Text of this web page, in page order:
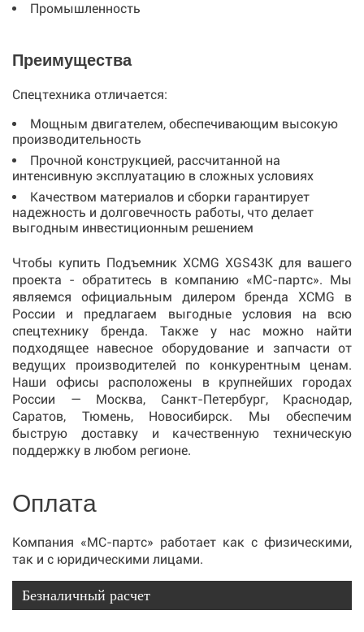
Промышленность
Преимущества
Спецтехника отличается:
Мощным двигателем, обеспечивающим высокую
производительность
Прочной конструкцией, рассчитанной на
интенсивную эксплуатацию в сложных условиях
Качеством материалов и сборки гарантирует
надежность и долговечность работы, что делает
выгодным инвестиционным решением
Чтобы купить Подъемник XCMG XGS43K для вашего
проекта - обратитесь в компанию «МС-партс». Мы
являемся официальным дилером бренда XCMG в
России и предлагаем выгодные условия на всю
спецтехнику бренда. Также у нас можно найти
подходящее навесное оборудование и запчасти от
ведущих производителей по конкурентным ценам.
Наши офисы расположены в крупнейших городах
России — Москва, Санкт-Петербург, Краснодар,
Саратов, Тюмень, Новосибирск. Мы обеспечим
быструю доставку и качественную техническую
поддержку в любом регионе.
Оплата
Компания «МС-партс» работает как с физическими,
так и с юридическими лицами.
Безналичный расчет